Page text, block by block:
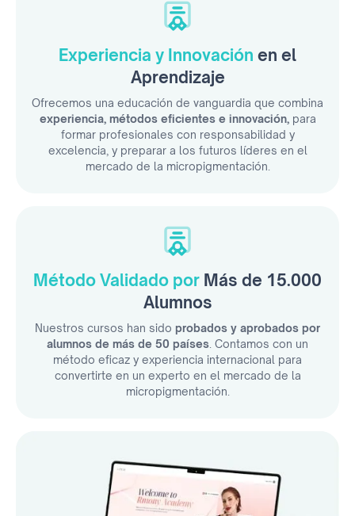
Experiencia y Innovación en el
Aprendizaje
Ofrecemos una educación de vanguardia que combina
experiencia, métodos eficientes e innovación,para
formar profesionales con responsabilidad y
excelencia, y preparar a los futuros líderes en el
mercado de la micropigmentación.
Método Validado por Más de 15.000
Alumnos
Nuestros cursos han sido probados y aprobados por
alumnos de más de 50 países . Contamos con un
método eficaz y experiencia internacional para
convertirte en un experto en el mercado de la
micropigmentación.